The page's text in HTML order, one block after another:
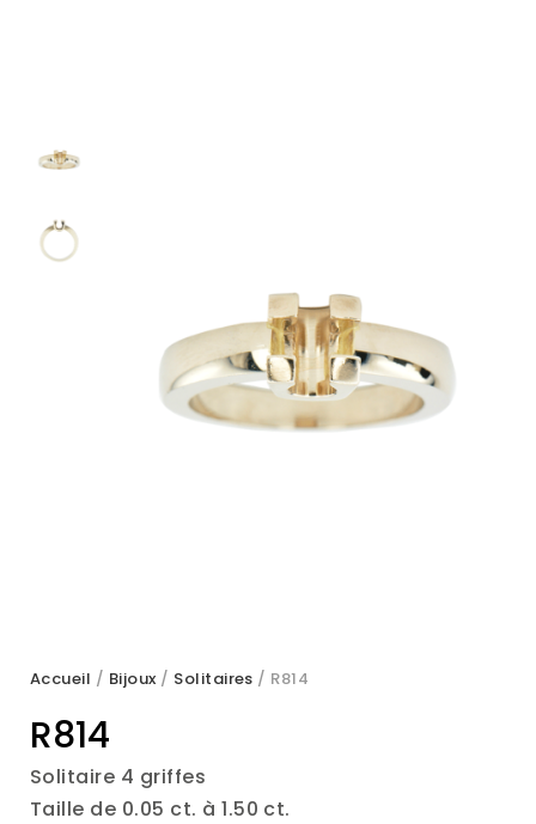
Accueil / Bijoux / Solitaires / R814
R814
Solitaire 4 griffes
Taille de 0.05 ct. à 1.50 ct.